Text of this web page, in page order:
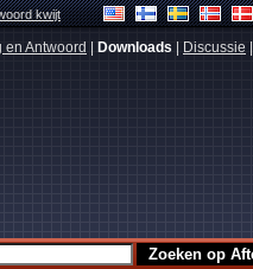
kwijt
en Antwoord Downloads Discussie